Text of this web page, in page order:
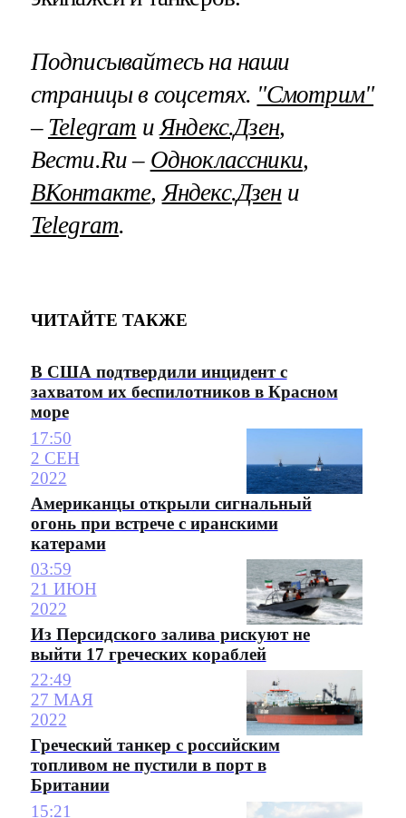
Подписывайтесь на наши
страницы в соцсетях. "Смотрим"
– Telegram иЯндекс.Дзен,
Вести.Ru – Одноклассники,
ВКонтакте,Яндекс.Дзени
Telegram.
ЧИТАЙТЕ ТАКЖЕ
В США подтвердили инцидент с
захватом их беспилотников в Красном
море
17:50
2 СЕН
2022
Американцы открыли сигнальный
огонь при встрече с иранскими
катерами
03:59
21 ИЮН
2022
Из Персидского залива рискуют не
выйти 17 греческих кораблей
22:49
27 МАЯ
2022
Греческий танкер с российским
топливом не пустили в порт в
Британии
15:21